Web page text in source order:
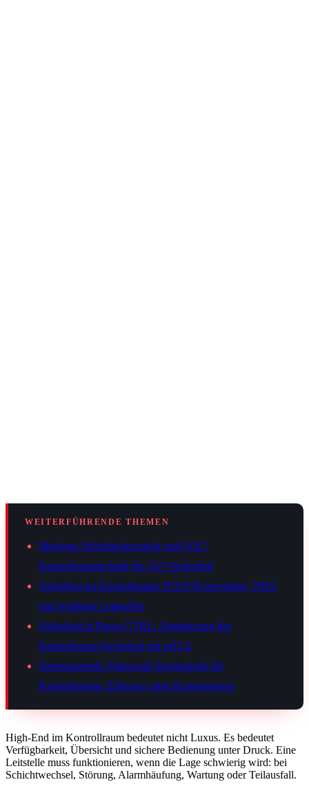
WEITERFÜHRENDE THEMEN
Moderne Sicherheitszentrale und SOC:
Kontrollraumtechnik für 24/7-Sicherheit
Sicherheit im Kontrollraum: IT/OT-Konvergenz, NIS2
und resiliente Leitstellen
Sicherheit in Barco CTRL: Optimierung der
Kontrollraum-Sicherheit mit mTLS
Stromsparende Videowall-Technologie für
Kontrollräume: Effizienz ohne Kompromisse
High-End im Kontrollraum bedeutet nicht Luxus. Es bedeutet
Verfügbarkeit, Übersicht und sichere Bedienung unter Druck. Eine
Leitstelle muss funktionieren, wenn die Lage schwierig wird: bei
Schichtwechsel, Störung, Alarmhäufung, Wartung oder Teilausfall.